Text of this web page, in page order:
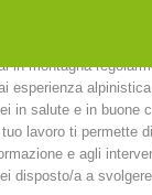
in montagna
esperienza
in salute e in buone
tuo lavoro ti permette
e agli
disposto/a a